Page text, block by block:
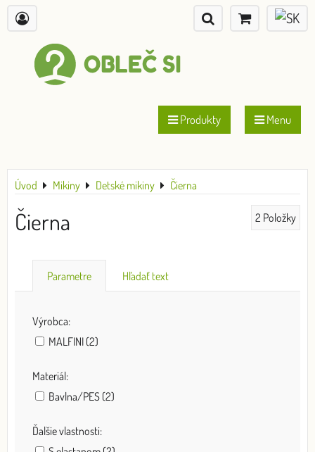
Produkty Menu
Úvod Mikiny Detské mikiny Čierna
Čierna 2 Položky
Parametre Hľadať text
Výrobca:
MALFINI (2)
Materiál:
Bavlna/PES (2)
Ďalšie vlastnosti: